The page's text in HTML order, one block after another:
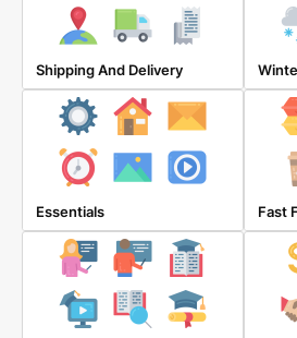
Shipping And Delivery
Essentials Fast